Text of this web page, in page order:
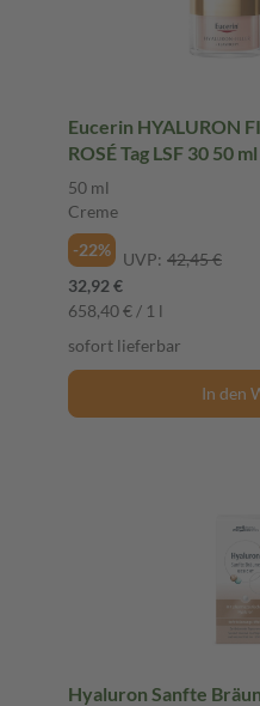
Eucerin HYALURON
ROSÉ Tag LSF 30 50
50 ml
Creme
-22%
UVP: 42,45 €
32,92 €
658,40 € / 1 l
sofort lieferbar
In den
Hyaluron Sanfte